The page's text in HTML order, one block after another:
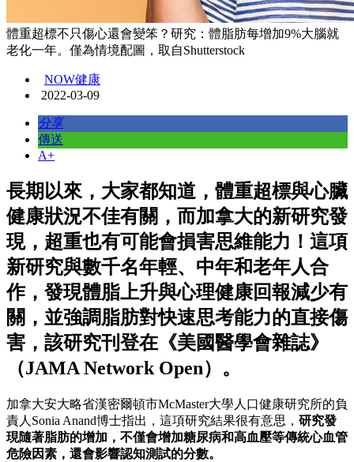
體重超標不只傷心還會變笨？研究：體脂肪每增加9%大腦就
老化一年。僅為情境配圖，取自Shutterstock
NOW健康
2022-03-09
分享
傳送
A+
長期以來，大家都知道，體重超標與心臟
健康狀況不佳有關，而加拿大的新研究發
現，超重也有可能會損害思維能力！這項
新研究與數千名年輕、中年和老年人合
作，發現體脂上升與心理健康回報減少有
關，並強調脂肪對快速思考能力的直接傷
害，該研究刊登在《美國醫學會雜誌》
（JAMA Network Open）。
加拿大安大略省漢密爾頓市McMaster大學人口健康研究所的負
責人Sonia Anand博士指出，這項研究結果很有意思， 研究發
現隨著脂肪的增加，不僅會增加糖尿病和高血壓等傳統心血管
危險因素，還會影響認知測試的分數。